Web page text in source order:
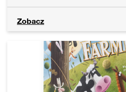
Zobacz